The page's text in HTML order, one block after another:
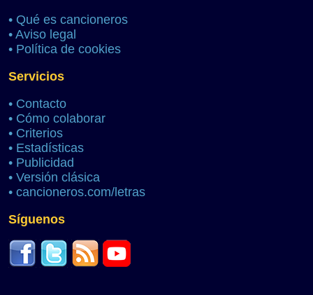
• Qué es cancioneros
• Aviso legal
• Política de cookies
Servicios
• Contacto
• Cómo colaborar
• Criterios
• Estadísticas
• Publicidad
• Versión clásica
• cancioneros.com/letras
Síguenos